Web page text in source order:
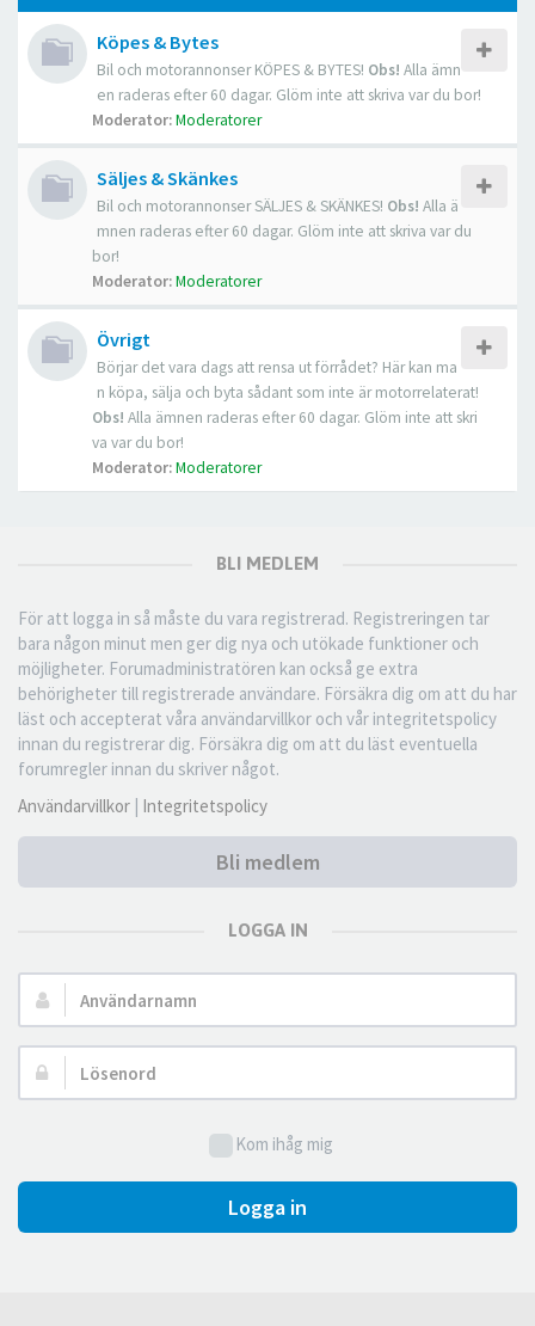
Köpes & Bytes
Bil och motorannonser KÖPES & BYTES! Obs! Alla ämn
en raderas efter 60 dagar. Glöm inte att skriva var du bor!
Moderator:Moderatorer
Säljes & Skänkes
Bil och motorannonser SÄLJES & SKÄNKES! Obs! Alla ä
mnen raderas efter 60 dagar. Glöm inte att skriva var du
bor!
Moderator:Moderatorer
Övrigt
Börjar det vara dags att rensa ut förrådet? Här kan ma
n köpa, sälja och byta sådant som inte är motorrelaterat!
Obs! Alla ämnen raderas efter 60 dagar. Glöm inte att skri
va var du bor!
Moderator:Moderatorer
BLI MEDLEM
För att logga in så måste du vara registrerad. Registreringen tar
bara någon minut men ger dig nya och utökade funktioner och
möjligheter. Forumadministratören kan också ge extra
behörigheter till registrerade användare. Försäkra dig om att du har
läst och accepterat våra användarvillkor och vår integritetspolicy
innan du registrerar dig. Försäkra dig om att du läst eventuella
forumregler innan du skriver något.
Användarvillkor | Integritetspolicy
Bli medlem
LOGGA IN
Användarnamn:
Lösenord:
Kom ihåg mig
Logga in